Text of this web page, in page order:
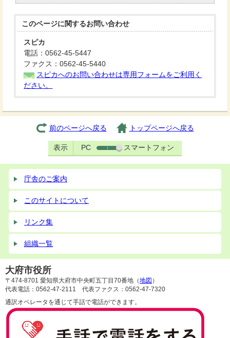
このページに関するお問い合わせ
スピカ
電話：0562-45-5447
ファクス：0562-45-5440
スピカへのお問い合わせは専用フォームをご利用く
ださい。
前のページへ戻る トップページへ戻る
表示 PC スマートフォン
庁舎のご案内
このサイトについて
リンク集
組織一覧
大府市役所
〒474-8701 愛知県大府市中央町五丁目70番地（地図 ）
代表電話：0562-47-2111 代表ファクス：0562-47-7320
通訳オペレータを通じて手話で電話ができます。